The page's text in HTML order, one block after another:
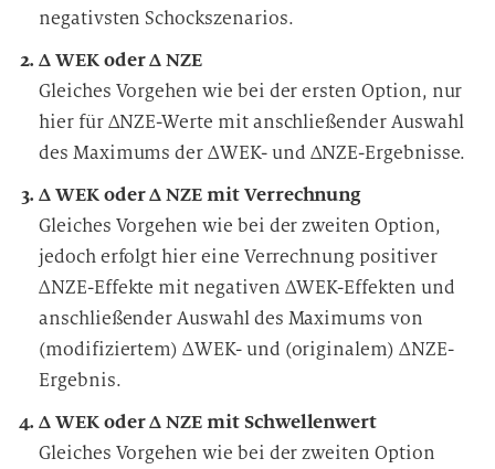
negativsten Schockszenarios.
Δ WEK oder Δ NZE
Gleiches Vorgehen wie bei der ersten Option, nur
hier für ΔNZE-Werte mit anschließender Auswahl
des Maximums der ΔWEK- und ΔNZE-Ergebnisse.
Δ WEK oder Δ NZE mit Verrechnung
Gleiches Vorgehen wie bei der zweiten Option,
jedoch erfolgt hier eine Verrechnung positiver
ΔNZE-Effekte mit negativen ΔWEK-Effekten und
anschließender Auswahl des Maximums von
(modifiziertem) ΔWEK- und (originalem) ΔNZE-
Ergebnis.
Δ WEK oder Δ NZE mit Schwellenwert
Gleiches Vorgehen wie bei der zweiten Option